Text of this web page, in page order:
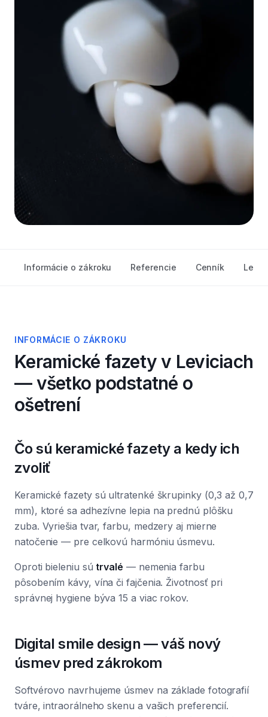
Informácie o zákroku Referencie Cenník
INFORMÁCIE O ZÁKROKU
Keramické fazetyv Leviciach
— všetko podstatné o
ošetrení
Čo sú keramické fazety a kedy ich
zvoliť
Keramické fazety sú ultratenké škrupinky (0,3 až 0,7
mm), ktoré sa adhezívne lepia na prednú plôšku
zuba. Vyriešia tvar, farbu, medzery aj mierne
natočenie — pre celkovú harmóniu úsmevu.
Oproti bieleniu sú trvalé — nemenia farbu
pôsobením kávy, vína či fajčenia. Životnosť pri
správnej hygiene býva 15 a viac rokov.
Digital smile design — váš nový
úsmev pred zákrokom
Softvérovo navrhujeme úsmev na základe fotografií
tváre, intraorálneho skenu a vašich preferencií.